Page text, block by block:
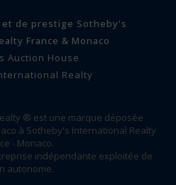
de prestige Sotheby's
France & Monaco
Auction House
Realty
® est une marque déposée
à Sotheby's International Realty
- Monaco.
indépendante exploitée de
autonome.